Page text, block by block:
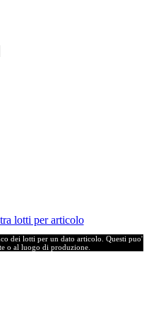
dei lotti per un dato articolo. Questi puo'
o al luogo di produzione.